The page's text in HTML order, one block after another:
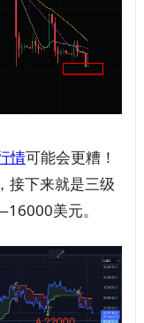
情可能会更糟！
接下来就是三级
美元。